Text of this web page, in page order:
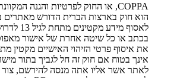
הוא חוק בארצות הברית הדורש מאתרים
לאסוף
בכתב או כל שיטה אחרת של אישור
אינך בטוח אם חוק זה חל לגביך בתור
לאתר אשר אליו אתה מנסה להירשם, צור